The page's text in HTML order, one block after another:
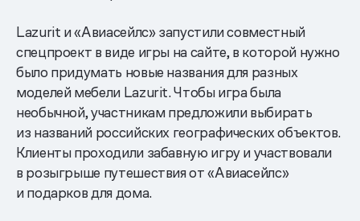
Lazurit и «Авиасейлс» запустили совместный
спецпроект в виде игры на сайте, в которой нужно
было придумать новые названия для разных
моделей мебели Lazurit. Чтобы игра была
необычной, участникам предложили выбирать
из названий российских географических объектов.
Клиенты проходили забавную игру и участвовали
в розыгрыше путешествия от «Авиасейлс»
и подарков для дома.